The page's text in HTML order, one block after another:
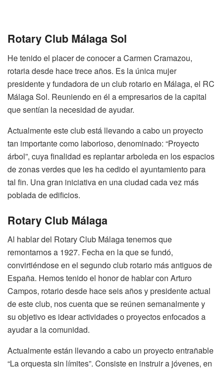
Rotary Club Málaga Sol
He tenido el placer de conocer a Carmen Cramazou,
rotaria desde hace trece años. Es la única mujer
presidente y fundadora de un club rotario en Málaga, el RC
Málaga Sol. Reuniendo en él a empresarios de la capital
que sentían la necesidad de ayudar.
Actualmente este club está llevando a cabo un proyecto
tan importante como laborioso, denominado: “Proyecto
árbol”, cuya finalidad es replantar arboleda en los espacios
de zonas verdes que les ha cedido el ayuntamiento para
tal fin. Una gran iniciativa en una ciudad cada vez más
poblada de edificios.
Rotary Club Málaga
Al hablar del Rotary Club Málaga tenemos que
remontarnos a 1927. Fecha en la que se fundó,
convirtiéndose en el segundo club rotario más antiguos de
España. Hemos tenido el honor de hablar con Arturo
Campos, rotario desde hace seis años y presidente actual
de este club, nos cuenta que se reúnen semanalmente y
su objetivo es idear actividades o proyectos enfocados a
ayudar a la comunidad.
Actualmente están llevando a cabo un proyecto entrañable
“La orquesta sin límites”. Consiste en instruir a jóvenes, en